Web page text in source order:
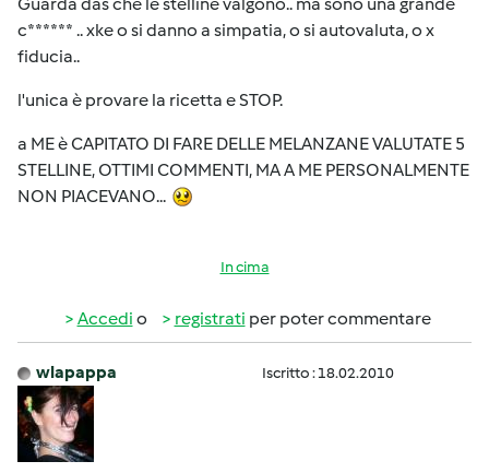
c****** .. xke o si danno a simpatia, o si autovaluta, o x
fiducia..
l'unica è provare la ricetta e STOP.
a ME è CAPITATO DI FARE DELLE MELANZANE VALUTATE 5
STELLINE, OTTIMI COMMENTI, MA A ME PERSONALMENTE
NON PIACEVANO...
In cima
Accedi o registrati per poter commentare
wlapappa Iscritto : 18.02.2010